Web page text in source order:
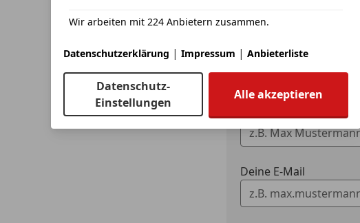
3 ähnliche
Ich erlaube den
zu kontaktieren.
Deine E-Mail
Wir arbeiten mit 224 Anbietern zusammen.
Datenschutzerklärung | Impressum | Anbieterliste
Datenschutz-
Einstellungen
Alle akzeptieren